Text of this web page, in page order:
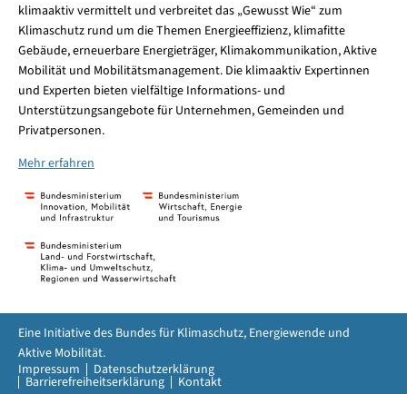
klimaaktiv vermittelt und verbreitet das „Gewusst Wie“ zum
Klimaschutz rund um die Themen Energieeffizienz, klimafitte
Gebäude, erneuerbare Energieträger, Klimakommunikation, Aktive
Mobilität und Mobilitätsmanagement. Die klimaaktiv Expertinnen
und Experten bieten vielfältige Informations- und
Unterstützungsangebote für Unternehmen, Gemeinden und
Privatpersonen.
Mehr erfahren
Impressum Datenschutzerklärung
Barrierefreiheitserklärung Kontakt
Eine Initiative des Bundes für Klimaschutz, Energiewende und
Aktive Mobilität.